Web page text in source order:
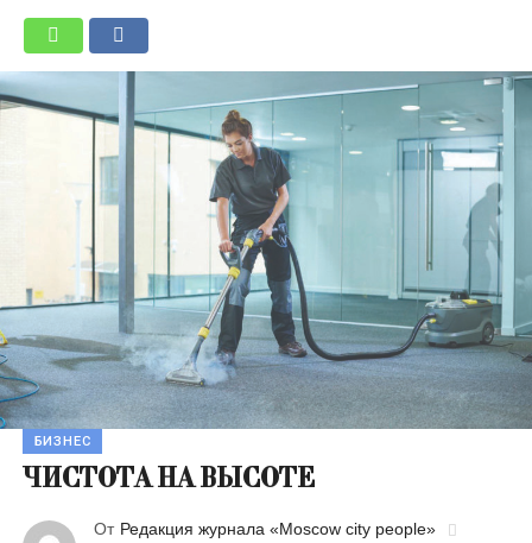
БИЗНЕС
ЧИСТОТА НА ВЫСОТЕ
От Редакция журнала «Moscow city people»